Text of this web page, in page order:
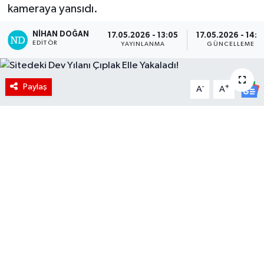
kameraya yansıdı.
NIHAN DOĞAN
EDITÖR
17.05.2026 - 13:05
YAYINLANMA
17.05.2026 -
GÜNCELLEME
Paylaş A- A+